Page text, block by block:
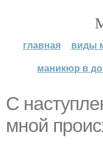
главная виды
маникюр в
С
мной